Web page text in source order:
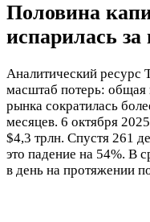
Половина
испарилась
Аналитический ресурс
масштаб потерь: общая
рынка сократилась
месяцев. 6 октября
$4,3 трлн. Спустя 261
это падение на 54%. В
в день на протяжении